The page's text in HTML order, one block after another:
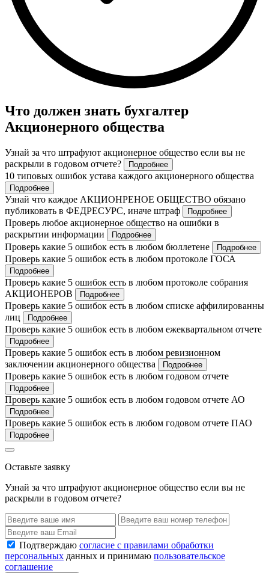
Что должен знать бухгалтер
Акционерного общества
Узнай за что штрафуют акционерное общество если вы не
раскрыли в годовом отчете?
Подробнее
10 типовых ошибок устава каждого акционерного общества
Подробнее
Узнай что каждое АКЦИОНРЕНОЕ ОБЩЕСТВО обязано
публиковать в ФЕДРЕСУРС, иначе штраф
Подробнее
Проверь любое акционерное общество на ошибки в
раскрытии информации
Подробнее
Проверь какие 5 ошибок есть в любом бюллетене Подробнее
Проверь какие 5 ошибок есть в любом протоколе ГОСА
Подробнее
Проверь какие 5 ошибок есть в любом протоколе собрания
АКЦИОНЕРОВ
Подробнее
Проверь какие 5 ошибок есть в любом списке аффилированны
лиц
Подробнее
Проверь какие 5 ошибок есть в любом ежеквартальном отчете
Подробнее
Проверь какие 5 ошибок есть в любом ревизионном
заключении акционерного общества
Подробнее
Проверь какие 5 ошибок есть в любом годовом отчете
Подробнее
Проверь какие 5 ошибок есть в любом годовом отчете АО
Подробнее
Проверь какие 5 ошибок есть в любом годовом отчете ПАО
Подробнее
Оставьте заявку
Узнай за что штрафуют акционерное общество если вы не
раскрыли в годовом отчете?
Подтверждаю согласие с правилами обработки
персональных данных и принимаю пользовательское
соглашение